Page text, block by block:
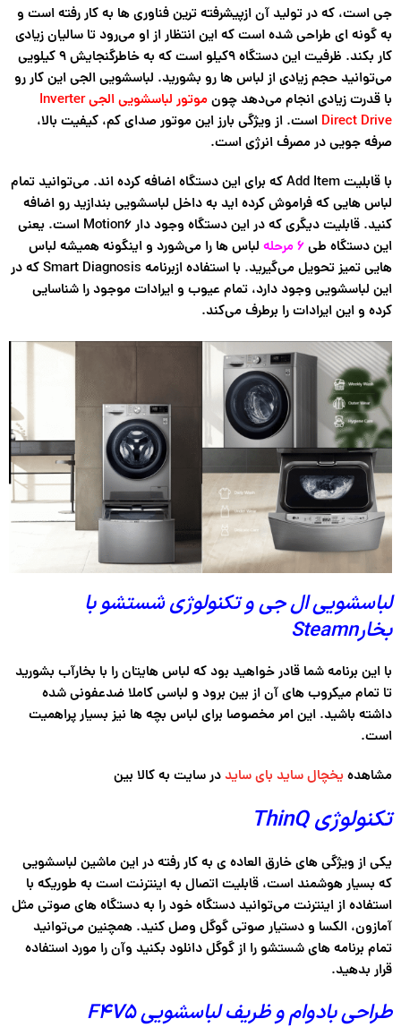
جی است، که در تولید آن ازپیشرفته ترین فناوری ها به کار رفته است و
به گونه ای طراحی شده است که این انتظار از او می‌رود تا سالیان زیادی
کار بکند. ظرفیت این دستگاه 9کیلو است که به خاطرگنجایش ۹ کیلویی
می‌توانید حجم زیادی از لباس ها رو بشورید. لباسشویی الجی این کار رو
با قدرت زیادی انجام می‌دهد چون
موتور لباسشویی الجی Inverter
Direct Drive است. از ویژگی بارز این موتور صدای کم، کیفیت بالا،
صرفه جویی در مصرف انرژی است.
با قابلیت Add Item که برای این دستگاه اضافه کرده اند. می‌توانید تمام
لباس هایی که فراموش کرده اید به داخل لباسشویی بندازید رو اضافه
کنید. قابلیت دیگری که در این دستگاه وجود دار Motion6 است. یعنی
این دستگاه طی۶ مرحله
لباس ها را می‌شورد و اینگونه همیشه لباس
هایی تمیز تحویل می‌گیرید. با استفاده ازبرنامه Smart Diagnosis که در
این لباسشویی وجود دارد، تمام عیوب و ایرادات موجود را شناسایی
کرده و این ایرادات را برطرف می‌کند.
لباسشویی ال جی و تکنولوژی شستشو با
بخارSteamn
با این برنامه شما قادر خواهید بود که لباس هایتان را با بخارآب بشورید
تا تمام میکروب های آن از بین برود و لباسی کاملا ضدعفونی شده
داشته باشید. این امر مخصوصا برای لباس بچه ها نیز بسیار پراهمیت
است.
مشاهدهیخچال ساید بای سایددر سایت به کالا بین
تکنولوژی ThinQ
یکی از ویژگی های خارق العاده ی به کار رفته در این ماشین لباسشویی
که بسیار هوشمند است، قابلیت اتصال به اینترنت است به طوریکه با
استفاده از اینترنت می‌توانید دستگاه خود را به دستگاه های صوتی مثل
آمازون، الکسا و دستیار صوتی گوگل وصل کنید. همچنین می‌توانید
تمام برنامه های شستشو را از گوگل دانلود بکنید وآن را مورد استفاده
قرار بدهید.
طراحی بادوام و ظریف لباسشویی F4V5